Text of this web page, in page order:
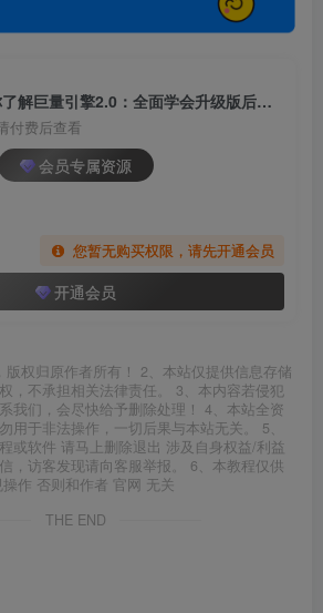
（6416期）0-1带你了解巨量引擎2.0：全面学会升级版后台设置实操（56节视频课）
付费后查看
会员专属资源
您暂无购买权限，请先开通会员
开通会员
版权归原作者所有！ 2、本站仅提供信息存储
，不承担相关法律责任。 3、本内容若侵犯
我们，会尽快给予删除处理！ 4、本站全资
用于非法操作，一切后果与本站无关。 5、
或软件 请马上删除退出 涉及自身权益/利益
，访客发现请向客服举报。 6、本教程仅供
作 否则和作者 官网 无关
THE END